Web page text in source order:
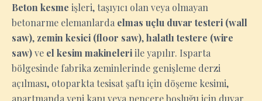
Beton kesme işleri, taşıyıcı olan veya olmayan
betonarme elemanlarda elmas uçlu duvar testeri (wall
saw), zemin kesici (floor saw),halatlı testere (wire
saw)ve el kesim makineleriile yapılır. Isparta
bölgesinde fabrika zeminlerinde genişleme derzi
açılması, otoparkta tesisat şaftı için döşeme kesimi,
apartmanda yeni kapı veya pencere boşluğu için duvar